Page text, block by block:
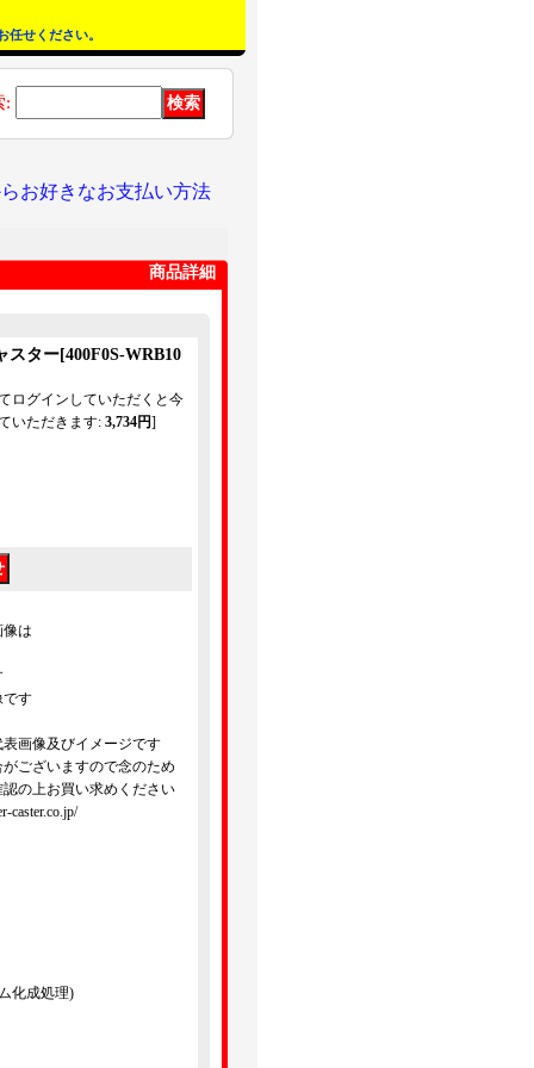
せください。
:
お好きなお支払い方法
商品詳細
スター[400F0S-WRB10
ログインしていただくと今
いただきます: 3,734円]
は
す
画像及びイメージです
ございますので念のため
の上お買い求めください
化成処理)